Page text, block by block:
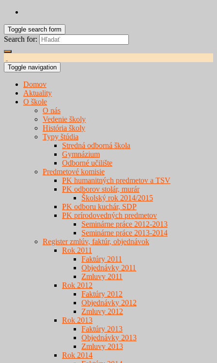
Toggle search form
Search for:
Toggle navigation
Domov
Aktuality
O škole
O nás
Vedenie školy
História školy
Typy štúdia
Stredná odborná škola
Gymnázium
Odborné učilište
Predmetové komisie
PK humanitných predmetov a TSV
PK odborov stolár, murár
Školský rok 2014/2015
PK odboru kuchár, SDP
PK prírodovedných predmetov
Seminárne práce 2012-2013
Seminárne práce 2013-2014
Register zmlúv, faktúr, objednávok
Rok 2011
Faktúry 2011
Objednávky 2011
Zmluvy 2011
Rok 2012
Faktúry 2012
Objednávky 2012
Zmluvy 2012
Rok 2013
Faktúry 2013
Objednávky 2013
Zmluvy 2013
Rok 2014